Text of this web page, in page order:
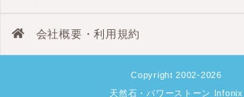
会社概要・利用規約
Copyright 2002-2026
天然石・パワーストーン Infonix